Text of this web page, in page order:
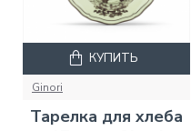
Ginori
Тарелка для хлеба
КУПИТЬ